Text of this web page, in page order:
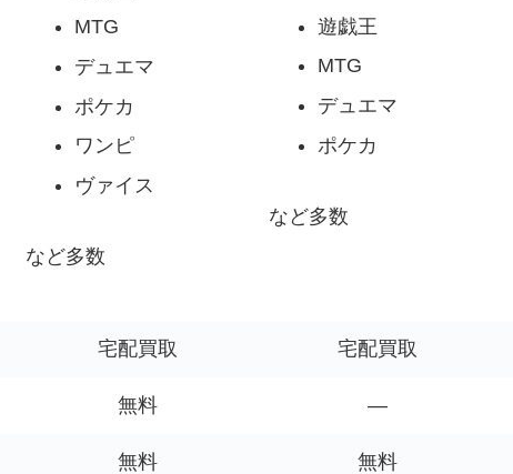
MTG
デュエマ
ポケカ
ワンピ
ヴァイス
など多数
遊戯王
MTG
デュエマ
ポケカ
など多数
宅配買取 宅配買取
無料 —
無料 無料